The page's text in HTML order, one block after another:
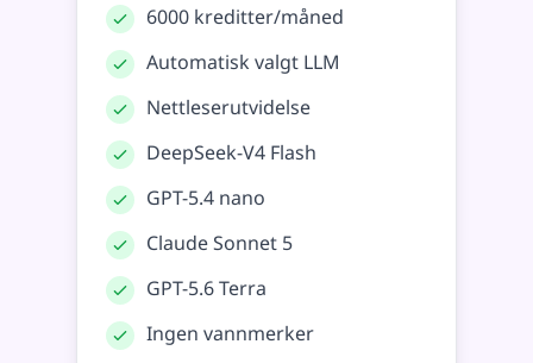
6000 kreditter/måned
Automatisk valgt LLM
Nettleserutvidelse
DeepSeek-V4 Flash
GPT-5.4 nano
Claude Sonnet 5
GPT-5.6 Terra
Ingen vannmerker